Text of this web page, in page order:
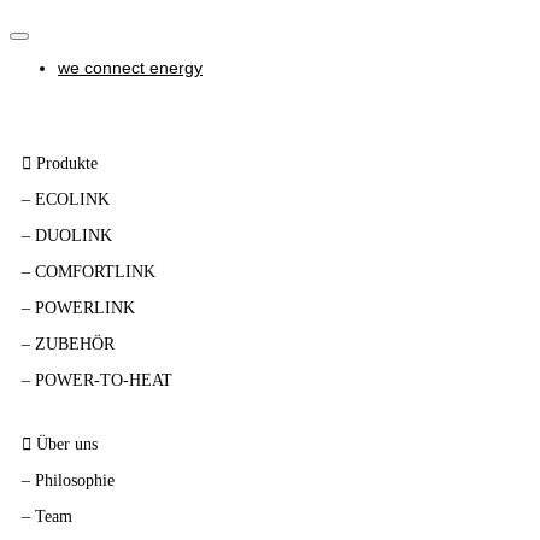
Toggle
navigationwe connect energy
Produkte
– ECOLINK
– DUOLINK
– COMFORTLINK
– POWERLINK
– ZUBEHÖR
– POWER-TO-HEAT
Über uns
– Philosophie
– Team